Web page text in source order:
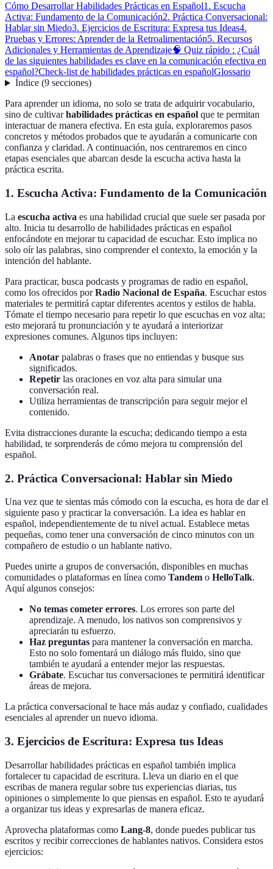
Cómo Desarrollar Habilidades Prácticas en Español1. Escucha
Activa: Fundamento de la Comunicación2. Práctica Conversacional:
Hablar sin Miedo3. Ejercicios de Escritura: Expresa tus Ideas4.
Pruebas y Errores: Aprender de la Retroalimentación5. Recursos
Adicionales y Herramientas de Aprendizaje🧠 Quiz rápido : ¿Cuál
de las siguientes habilidades es clave en la comunicación efectiva en
español?Check-list de habilidades prácticas en españolGlossario
Índice(9 secciones)
Para aprender un idioma, no solo se trata de adquirir vocabulario,
sino de cultivarhabilidades prácticas en español que te permitan
interactuar de manera efectiva. En esta guía, exploraremos pasos
concretos y métodos probados que te ayudarán a comunicarte con
confianza y claridad. A continuación, nos centraremos en cinco
etapas esenciales que abarcan desde la escucha activa hasta la
práctica escrita.
1. Escucha Activa: Fundamento de la Comunicación
La escucha activa es una habilidad crucial que suele ser pasada por
alto. Inicia tu desarrollo de habilidades prácticas en español
enfocándote en mejorar tu capacidad de escuchar. Esto implica no
solo oír las palabras, sino comprender el contexto, la emoción y la
intención del hablante.
Para practicar, busca podcasts y programas de radio en español,
como los ofrecidos porRadio Nacional de España. Escuchar estos
materiales te permitirá captar diferentes acentos y estilos de habla.
Tómate el tiempo necesario para repetir lo que escuchas en voz alta;
esto mejorará tu pronunciación y te ayudará a interiorizar
expresiones comunes. Algunos tips incluyen:
Anotar palabras o frases que no entiendas y busque sus
significados.
Repetir las oraciones en voz alta para simular una
conversación real.
Utiliza herramientas de transcripción para seguir mejor el
contenido.
Evita distracciones durante la escucha; dedicando tiempo a esta
habilidad, te sorprenderás de cómo mejora tu comprensión del
español.
2. Práctica Conversacional: Hablar sin Miedo
Una vez que te sientas más cómodo con la escucha, es hora de dar el
siguiente paso y practicar la conversación. La idea es hablar en
español, independientemente de tu nivel actual. Establece metas
pequeñas, como tener una conversación de cinco minutos con un
compañero de estudio o un hablante nativo.
Puedes unirte a grupos de conversación, disponibles en muchas
comunidades o plataformas en línea como Tandem o HelloTalk.
Aquí algunos consejos:
No temas cometer errores. Los errores son parte del
aprendizaje. A menudo, los nativos son comprensivos y
apreciarán tu esfuerzo.
Haz preguntas para mantener la conversación en marcha.
Esto no solo fomentará un diálogo más fluido, sino que
también te ayudará a entender mejor las respuestas.
Grábate. Escuchar tus conversaciones te permitirá identificar
áreas de mejora.
La práctica conversacional te hace más audaz y confiado, cualidades
esenciales al aprender un nuevo idioma.
3. Ejercicios de Escritura: Expresa tus Ideas
Desarrollar habilidades prácticas en español también implica
fortalecer tu capacidad de escritura. Lleva un diario en el que
escribas de manera regular sobre tus experiencias diarias, tus
opiniones o simplemente lo que piensas en español. Esto te ayudará
a organizar tus ideas y expresarlas de manera eficaz.
Aprovecha plataformas como Lang-8, donde puedes publicar tus
escritos y recibir correcciones de hablantes nativos. Considera estos
ejercicios: